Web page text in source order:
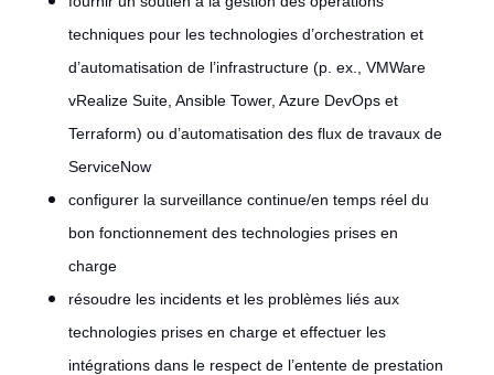
techniques pour les technologies d’orchestration et
d’automatisation de l’infrastructure (p. ex., VMWare
vRealize Suite, Ansible Tower, Azure DevOps et
Terraform) ou d’automatisation des flux de travaux de
ServiceNow
configurer la surveillance continue/en temps réel du
bon fonctionnement des technologies prises en
charge
résoudre les incidents et les problèmes liés aux
technologies prises en charge et effectuer les
intégrations dans le respect de l’entente de prestation